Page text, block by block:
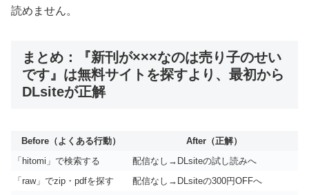
読めません。
まとめ：『新刊が×××なのは売り子のせい
です』は無料サイトを探すより、最初から
DLsiteが正解
Before（よくある行動）
After（正解）
「hitomi」で検索する
配信なし→DLsiteの試し読みへ
「raw」でzip・pdfを探す
配信なし→DLsiteの300円OFFへ